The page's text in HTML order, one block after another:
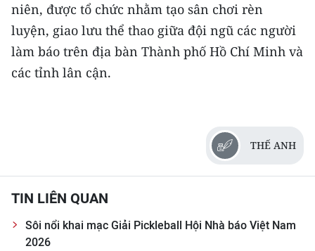
Bắc Trung Bộ
Duyên hải Nam Trung Bộ và Tây
Nguyên
Chuyên trang TP. Hồ Chí Minh
CHUYÊN ĐỀ
niên, được tổ chức nhằm tạo sân chơi rèn
luyện, giao lưu thể thao giữa đội ngũ các người
làm báo trên địa bàn Thành phố Hồ Chí Minh và
các tỉnh lân cận.
THẾ ANH
TIN LIÊN QUAN
Sôi nổi khai mạc Giải Pickleball Hội Nhà báo Việt Nam
2026